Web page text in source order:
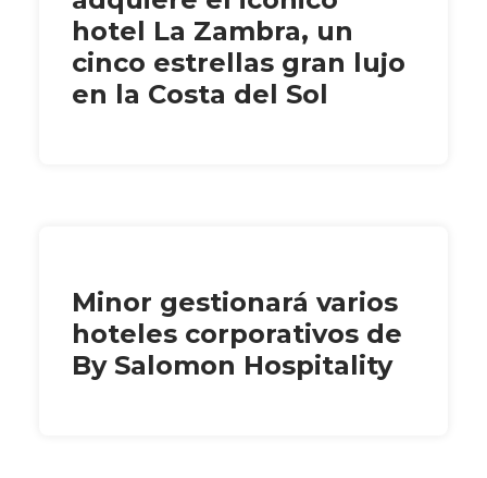
hotel La Zambra, un
cinco estrellas gran lujo
en la Costa del Sol
Minor gestionará varios
hoteles corporativos de
By Salomon Hospitality